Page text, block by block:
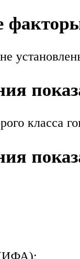
класса